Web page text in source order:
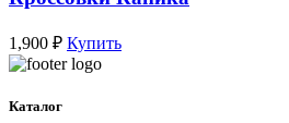
1,900 ₽ Купить
Каталог